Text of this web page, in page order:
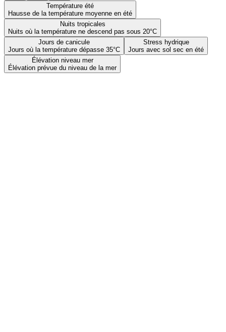
Température été
Hausse de la température moyenne en été
Nuits tropicales
Nuits où la température ne descend pas sous 20°C
Jours de canicule
Jours où la température dépasse 35°C
Stress hydrique
Jours avec sol sec en été
Élévation niveau mer
Élévation prévue du niveau de la mer